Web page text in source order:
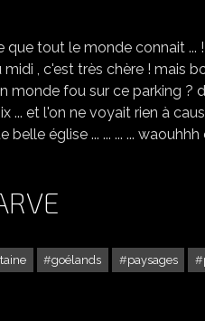
tout le monde connait ...
, c'est très chère ! mais
monde fou sur ce parking ?
... et l'on ne voyait rien à
église ... ... ... ...
goélands paysages